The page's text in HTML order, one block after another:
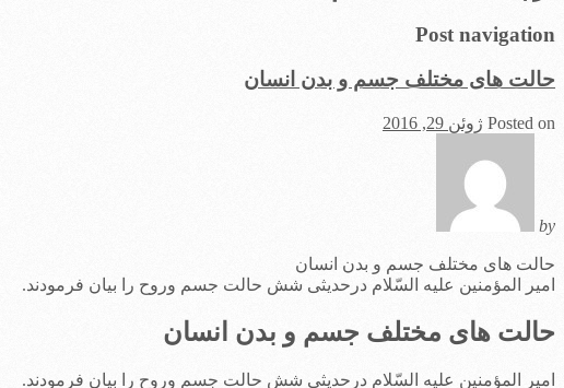
Post navigation
حالت های مختلف جسم و بدن انسان
Posted on ژوئن 29, 2016
by
حالت های مختلف جسم و بدن انسان
امير المؤمنين عليه السّلام درحدیثی شش حالت جسم وروح را بیان فرمودند.
حالت های مختلف جسم و بدن انسان
امير المؤمنين عليه السّلام درحدیثی شش حالت جسم وروح را بیان فرمودند.